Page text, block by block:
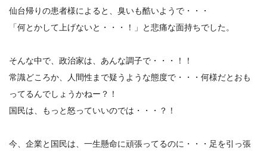
仙台帰りの患者様によると、臭いも酷いようで・・・
「何とかして上げないと・・・！」と悲痛な面持ちでした。
そんな中で、政治家は、あんな調子で・・・！！
常識どころか、人間性まで疑うような態度で・・・何様だとおも
ってるんでしょうかねー？！
国民は、もっと怒っていいのでは・・・？！
今、企業と国民は、一生懸命に頑張ってるのに・・・足を引っ張